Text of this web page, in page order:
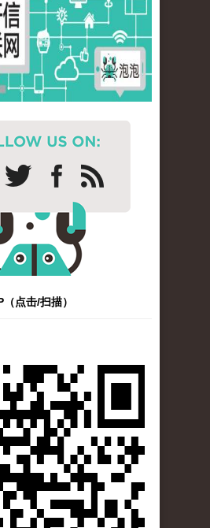
点击/扫描）